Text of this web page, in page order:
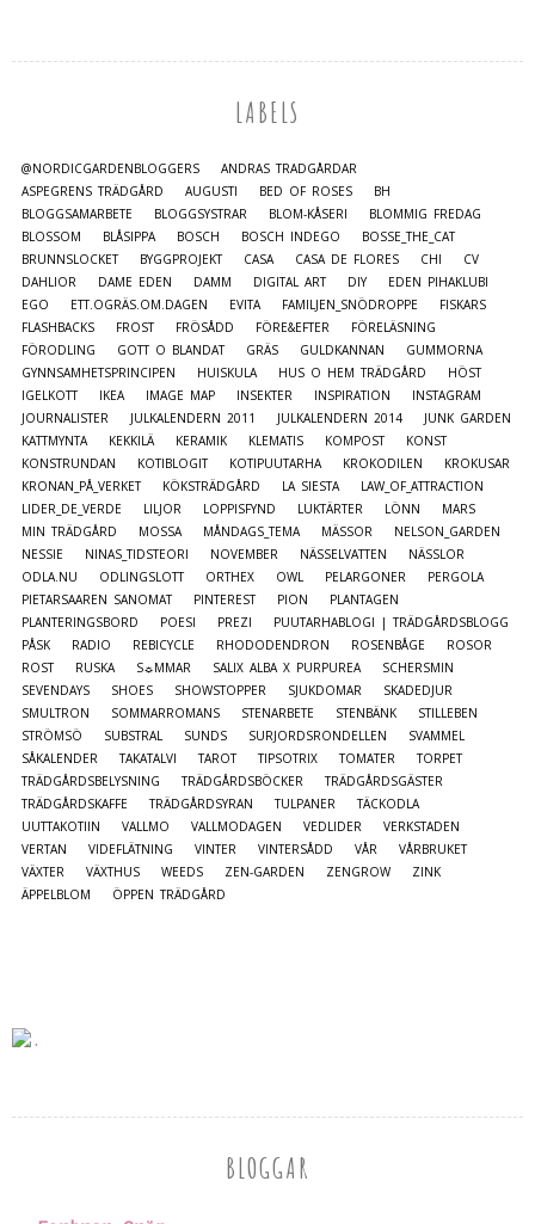
LABELS
@NORDICGARDENBLOGGERS
ANDRAS TRÄDGÅRDAR
ASPEGRENS TRÄDGÅRD
AUGUSTI BED OF ROSES
BH
BLOGGSAMARBETE
BLOGGSYSTRAR BLOM-KÅSERI
BLOMMIG FREDAG
BLOSSOM
BLÅSIPPA BOSCH BOSCH INDEGO
BOSSE_THE_CAT
BRUNNSLOCKET
BYGGPROJEKT CASA CASA DE FLORES CHI
CV
DAHLIOR
DAME EDEN DAMM DIGITAL ART DIY
EDEN PIHAKLUBI
EGO
ETT.OGRÄS.OM.DAGEN EVITA FAMILJEN_SNÖDROPPE
FISKARS
FLASHBACKS
FROST FRÖSÅDD FÖRE&EFTER
FÖRELÄSNING
FÖRODLING
GOTT O BLANDAT GRÄS GULDKANNAN
GUMMORNA
GYNNSAMHETSPRINCIPEN
HUISKULA HUS O HEM TRÄDGÅRD
HÖST
IGELKOTT
IKEA IMAGE MAP INSEKTER INSPIRATION
INSTAGRAM
JOURNALISTER
JULKALENDERN 2011 JULKALENDERN 2014
JUNK GARDEN
KATTMYNTA
KEKKILÄ KERAMIK KLEMATIS KOMPOST
KONST
KONSTRUNDAN
KOTIBLOGIT KOTIPUUTARHA KROKODILEN
KROKUSAR
KRONAN_PÅ_VERKET
KÖKSTRÄDGÅRD LA SIESTA
LAW_OF_ATTRACTION
LIDER_DE_VERDE
LILJOR LOPPISFYND LUKTÄRTER LÖNN
MARS
MIN TRÄDGÅRD
MOSSA MÅNDAGS_TEMA MÄSSOR
NELSON_GARDEN
NESSIE
NINAS_TIDSTEORI NOVEMBER NÄSSELVATTEN
NÄSSLOR
ODLA.NU
ODLINGSLOTT ORTHEX OWL PELARGONER
PERGOLA
PIETARSAAREN SANOMAT
PINTEREST PION
PLANTAGEN
PLANTERINGSBORD
POESI PREZI
PUUTARHABLOGI | TRÄDGÅRDSBLOGG
PÅSK
RADIO REBICYCLE RHODODENDRON ROSENBÅGE
ROSOR
ROST
RUSKA S☼MMAR SALIX ALBA X PURPUREA
SCHERSMIN
SEVENDAYS
SHOES SHOWSTOPPER SJUKDOMAR
SKADEDJUR
SMULTRON
SOMMARROMANS STENARBETE STENBÄNK
STILLEBEN
STRÖMSÖ
SUBSTRAL SUNDS SURJORDSRONDELLEN
SVAMMEL
SÅKALENDER
TAKATALVI TAROT TIPSOTRIX TOMATER
TORPET
TRÄDGÅRDSBELYSNING
TRÄDGÅRDSBÖCKER
TRÄDGÅRDSGÄSTER
TRÄDGÅRDSKAFFE
TRÄDGÅRDSYRAN TULPANER
TÄCKODLA
UUTTAKOTIIN
VALLMO VALLMODAGEN VEDLIDER
VERKSTADEN
VERTAN
VIDEFLÄTNING VINTER VINTERSÅDD VÅR
VÅRBRUKET
VÄXTER
VÄXTHUS WEEDS ZEN-GARDEN ZENGROW
ZINK
ÄPPELBLOM
ÖPPEN TRÄDGÅRD
BLOGGAR